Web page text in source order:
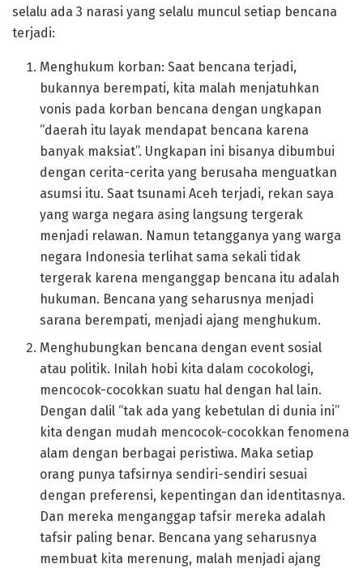
selalu ada 3 narasi yang selalu muncul setiap bencana
terjadi:
Menghukum korban: Saat bencana terjadi,
bukannya berempati, kita malah menjatuhkan
vonis pada korban bencana dengan ungkapan
“daerah itu layak mendapat bencana karena
banyak maksiat”. Ungkapan ini bisanya dibumbui
dengan cerita-cerita yang berusaha menguatkan
asumsi itu. Saat tsunami Aceh terjadi, rekan saya
yang warga negara asing langsung tergerak
menjadi relawan. Namun tetangganya yang warga
negara Indonesia terlihat sama sekali tidak
tergerak karena menganggap bencana itu adalah
hukuman. Bencana yang seharusnya menjadi
sarana berempati, menjadi ajang menghukum.
Menghubungkan bencana dengan event sosial
atau politik. Inilah hobi kita dalam cocokologi,
mencocok-cocokkan suatu hal dengan hal lain.
Dengan dalil “tak ada yang kebetulan di dunia ini”
kita dengan mudah mencocok-cocokkan fenomena
alam dengan berbagai peristiwa. Maka setiap
orang punya tafsirnya sendiri-sendiri sesuai
dengan preferensi, kepentingan dan identitasnya.
Dan mereka menganggap tafsir mereka adalah
tafsir paling benar. Bencana yang seharusnya
membuat kita merenung, malah menjadi ajang